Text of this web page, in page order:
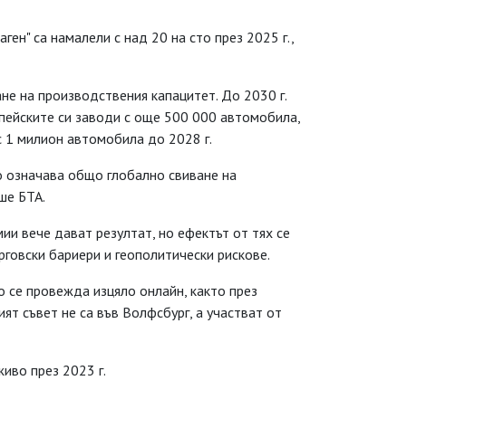
са намалели с над 20 на сто през 2025 г.,
на производствения капацитет. До 2030 г.
си заводи с още 500 000 автомобила,
1 милион автомобила до 2028 г.
общо глобално свиване на
БТА.
вече дават резултат, но ефектът от тях се
бариери и геополитически рискове.
провежда изцяло онлайн, както през
съвет не са във Волфсбург, а участват от
през 2023 г.